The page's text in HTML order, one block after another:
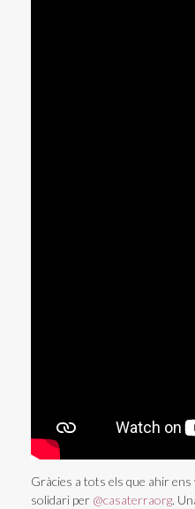
Gràcies a tots els que ahir
solidari per @casaterraorg.